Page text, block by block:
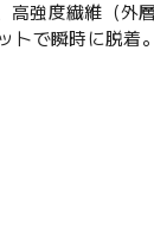
強度繊維（外
で瞬時に脱着